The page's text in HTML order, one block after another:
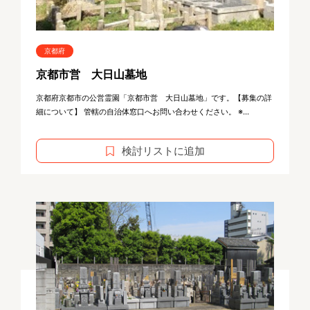
京都府
京都市営 大日山墓地
京都府京都市の公営霊園「京都市営 大日山墓地」です。【募集の詳
細について】 管轄の自治体窓口へお問い合わせください。 ※...
検討リストに追加